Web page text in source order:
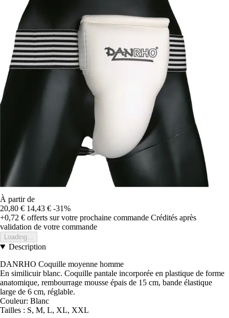
À partir de
20,80 € 14,43 € -31%
+0,72 € offerts sur votre prochaine commande Crédités après
validation de votre commande
Loading...
Description
DANRHO Coquille moyenne homme
En similicuir blanc. Coquille pantale incorporée en plastique de forme
anatomique, rembourrage mousse épais de 15 cm, bande élastique
large de 6 cm, réglable.
Couleur: Blanc
Tailles : S, M, L, XL, XXL